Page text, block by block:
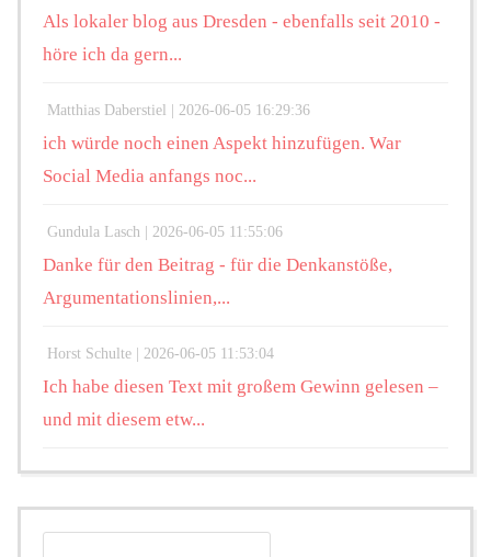
Als lokaler blog aus Dresden - ebenfalls seit 2010 -
höre ich da gern...
Matthias Daberstiel | 2026-06-05 16:29:36
ich würde noch einen Aspekt hinzufügen. War
Social Media anfangs noc...
Gundula Lasch | 2026-06-05 11:55:06
Danke für den Beitrag - für die Denkanstöße,
Argumentationslinien,...
Horst Schulte | 2026-06-05 11:53:04
Ich habe diesen Text mit großem Gewinn gelesen –
und mit diesem etw...